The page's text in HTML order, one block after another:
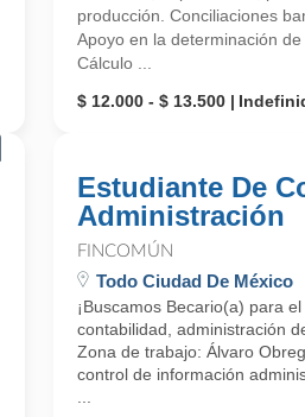
producción. Conciliaciones
Apoyo en la determinación
Cálculo ...
$ 12.000 - $ 13.500
Estudiante De
Administración
FINCOMÚN
Todo Ciudad De México
¡Buscamos Becario(a) para
contabilidad, administración
Zona de trabajo: Álvaro
control de información